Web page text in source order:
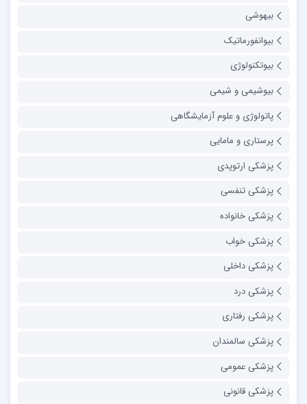
بیهوشی
بیوانفورماتیک
بیوتکنولوژی
بیوشیمی و شیمی
پاتولوژی و علوم آزمایشگاهی
پرستاری و مامایی
پزشکی ارتوپدی
پزشکی تنفسی
پزشکی خانواده
پزشکی خواب
پزشکی داخلی
پزشکی درد
پزشکی رفتاری
پزشکی سالمندان
پزشکی عمومی
پزشکی قانونی